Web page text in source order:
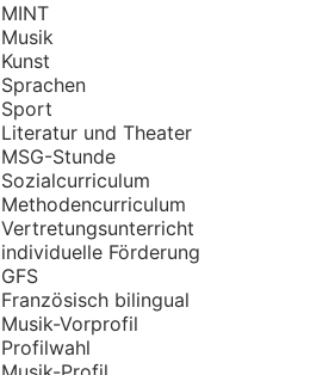
MINT
Musik
Kunst
Sprachen
Sport
Literatur und Theater
MSG-Stunde
Sozialcurriculum
Methodencurriculum
Vertretungsunterricht
individuelle Förderung
GFS
Französisch bilingual
Musik-Vorprofil
Profilwahl